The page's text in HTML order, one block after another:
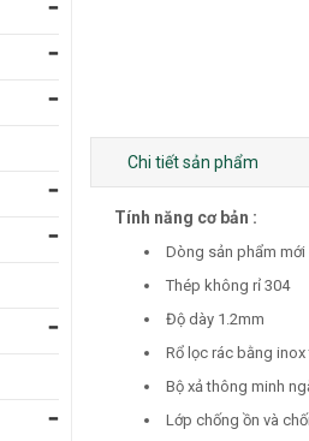
Chi tiết sản phẩm
Tính năng cơ bản :
Dòng sản phẩm
Thép không rỉ 304
Độ dày 1.2mm
Rổ lọc rác bằng inox
Bộ xả thông minh
Lớp chống ồn và